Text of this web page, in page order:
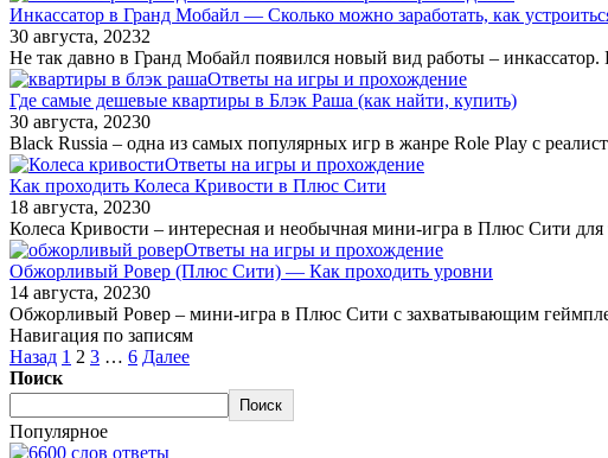
Инкассатор в Гранд Мобайл — Сколько можно заработать, как
30 августа, 20232
Не так давно в Гранд Мобайл появился новый вид работы – инкассатор.
Ответы на игры и прохождение
Где самые дешевые квартиры в Блэк Раша (как найти, купить)
30 августа, 20230
Black Russia – одна из самых популярных игр в жанре Role Play с
Ответы на игры и прохождение
Как проходить Колеса Кривости в Плюс Сити
18 августа, 20230
Колеса Кривости – интересная и необычная мини-игра в Плюс Сити
Ответы на игры и прохождение
Обжорливый Ровер (Плюс Сити) — Как проходить уровни
14 августа, 20230
Обжорливый Ровер – мини-игра в Плюс Сити с захватывающим
Навигация по записям
Назад 1 2 3 … 6 Далее
Поиск
Поиск
Популярное